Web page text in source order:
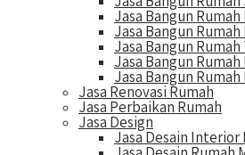
Jasa Bangun
Jasa Bangun
Jasa Bangun
Jasa Bangun Rumah
Jasa Bangun
Jasa Renovasi Rumah
Jasa Perbaikan Rumah
Jasa Design
Jasa Desain Interior